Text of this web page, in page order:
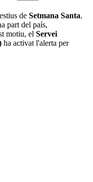
de Setmana Santa.
part del país,
motiu, el Servei
ha activat l'alerta per